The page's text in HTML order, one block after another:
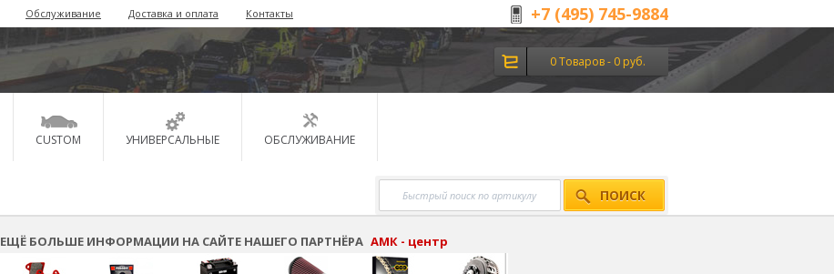
Обслуживание Доставка и оплата Контакты +7 (495) 745-9884
0 Товаров - 0 руб.
CUSTOM УНИВЕРСАЛЬНЫЕ ОБСЛУЖИВАНИЕ
ПОИСК
ЕЩЁ БОЛЬШЕ ИНФОРМАЦИИ НА САЙТЕ НАШЕГО ПАРТНЁРА АМК - центр